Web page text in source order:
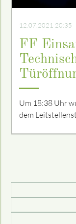
12.07.2021 20:35
FF
Um 18:38 Uhr
dem